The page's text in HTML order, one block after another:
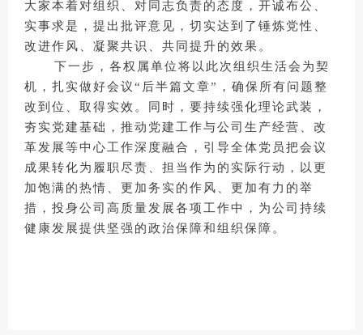
大家本着对组织、对同志负责的态度，开诚布公、
实事求是，提出批评意见，切实达到了锤炼党性、
改进作风、凝聚共识、共同提升的效果。
下一步，各权属单位将以此次组织生活会为契
机，扎实做好会议“后半篇文章”，确保所有问题整
改到位、取得实效。同时，要持续强化理论武装，
夯实党建基础，推动党建工作与公司生产经营、改
革发展等中心工作深度融合，引导全体党员把会议
成果转化为履职尽责、担当作为的实际行动，以更
加饱满的热情、更加务实的作风、更加有力的举
措，投身公司高质量发展各项工作中，为公司持续
健康发展提供坚强的政治保障和组织保障。